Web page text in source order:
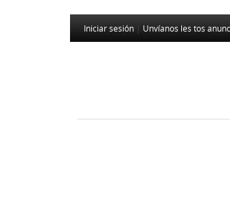
Iniciar sesión Unvíanos les tos